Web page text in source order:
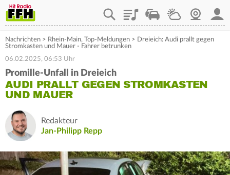
PlaylistStaupilotWetterWebcam
Nachrichten > Rhein-Main, Top-Meldungen > Dreieich: Audi prallt gegen
Stromkasten und Mauer - Fahrer betrunken
06.02.2025, 06:53 Uhr
Promille-Unfall in Dreieich
AUDI PRALLT GEGEN STROMKASTEN
UND MAUER
Redakteur
Jan-Philipp Repp